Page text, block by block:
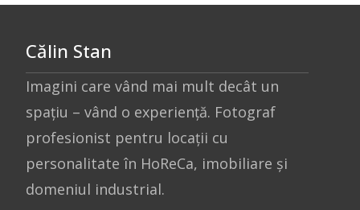
Călin Stan
Imagini care vând mai mult decât un
spațiu – vând o experiență. Fotograf
profesionist pentru locații cu
personalitate în HoReCa, imobiliare și
domeniul industrial.